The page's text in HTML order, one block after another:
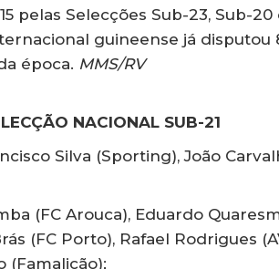
pelas Selecções Sub-23, Sub-
guineense já
época. MMS/RV
NACIONAL SUB-21
Silva (Sporting), João
(FC Arouca), Eduardo
(FC Porto), Rafael Rodrigues
(Famalicão);